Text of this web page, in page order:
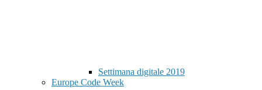
Settimana digitale 2019
Europe Code Week